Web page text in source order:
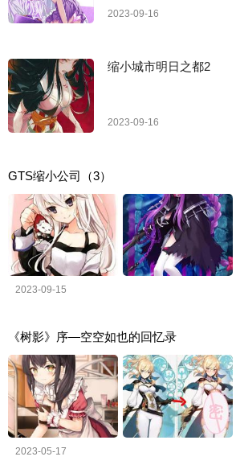
2023-09-16
缩小城市明日之都2
2023-09-16
GTS缩小公司（3）
2023-09-15
《树影》序—空空如也的回忆录
2023-05-17